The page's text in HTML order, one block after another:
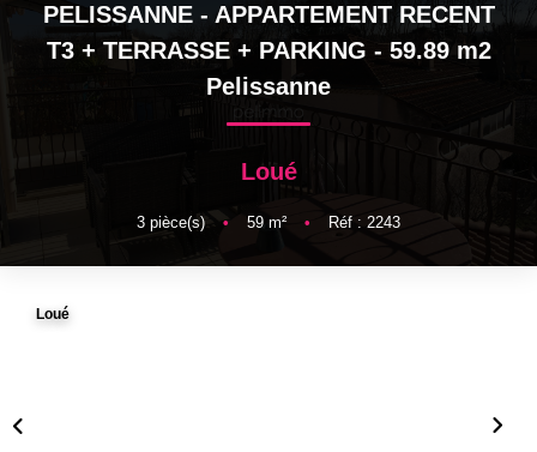
ESTIMATION
NOS SERVICES
PELISSANNE - APPARTEMENT RECENT
T3 + TERRASSE + PARKING - 59.89 m2
Pelissanne
Loué
3 pièce(s) • 59 m² • Réf : 2243
Loué